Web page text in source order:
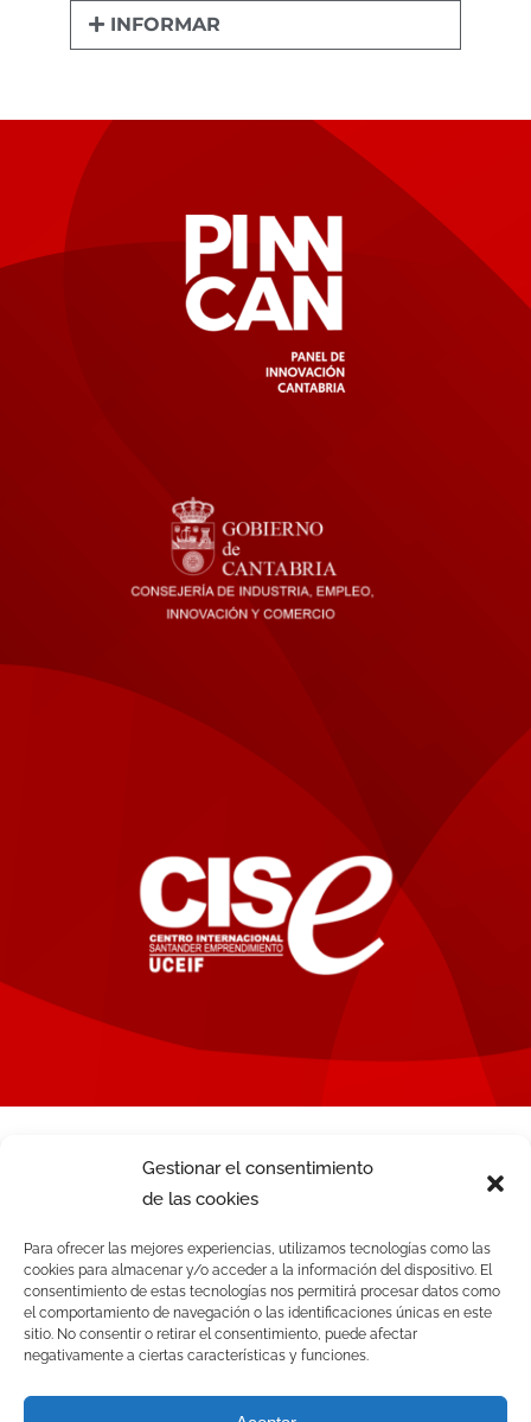
Gestionar el consentimiento
de las cookies
Para ofrecer las mejores experiencias, utilizamos tecnologías como las
cookies para almacenar y/o acceder a la información del dispositivo. El
consentimiento de estas tecnologías nos permitirá procesar datos como
el comportamiento de navegación o las identificaciones únicas en este
sitio. No consentir o retirar el consentimiento, puede afectar
negativamente a ciertas características y funciones.
INFORMAR